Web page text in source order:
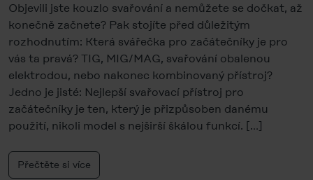
Objevili jste kouzlo svařování a nemůžete se dočkat, až
konečně začnete? Pak stojíte před důležitým
rozhodnutím: Která svářečka pro začátečníky je pro
vás ta pravá? TIG, MIG/MAG, svařování obalenou
elektrodou, nebo nakonec kombinovaný přístroj?
Jedno je jisté: Nejlepší svařovací přístroj pro
začátečníky je ten, který je přizpůsoben danému
použití, nikoli model s nejširší škálou funkcí. […]
Přečtěte si více